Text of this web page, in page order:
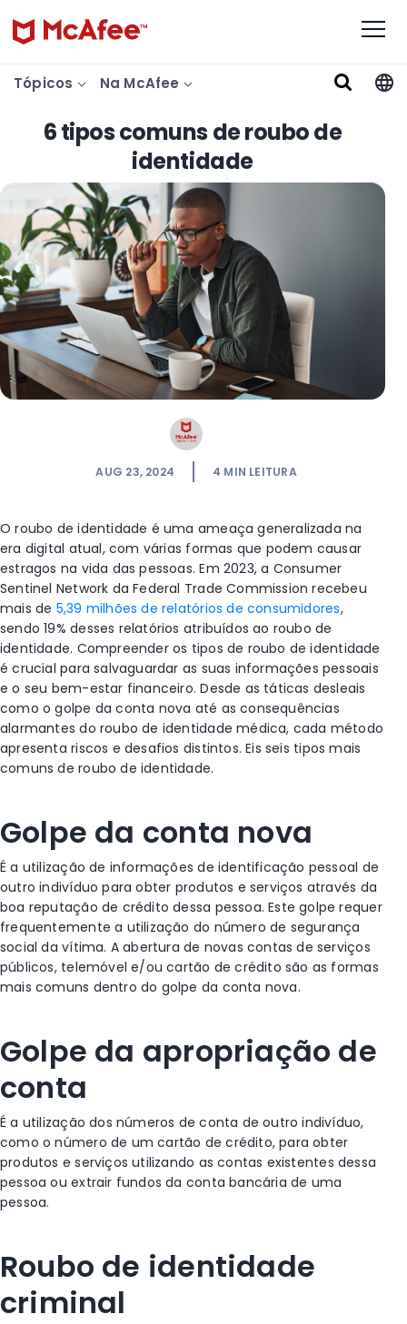
Tópicos Na McAfee
6 tipos comuns de roubo de
identidade
AUG 23, 2024 4 MIN LEITURA
O roubo de identidade é uma ameaça generalizada na
era digital atual, com várias formas que podem causar
estragos na vida das pessoas. Em 2023, a Consumer
Sentinel Network da Federal Trade Commission recebeu
mais de 5,39 milhões de relatórios de consumidores,
sendo 19% desses relatórios atribuídos ao roubo de
identidade. Compreender os tipos de roubo de identidade
é crucial para salvaguardar as suas informações pessoais
e o seu bem-estar financeiro. Desde as táticas desleais
como o golpe da conta nova até as consequências
alarmantes do roubo de identidade médica, cada método
apresenta riscos e desafios distintos. Eis seis tipos mais
comuns de roubo de identidade.
Golpe da conta nova
É a utilização de informações de identificação pessoal de
outro indivíduo para obter produtos e serviços através da
boa reputação de crédito dessa pessoa. Este golpe requer
frequentemente a utilização do número de segurança
social da vítima. A abertura de novas contas de serviços
públicos, telemóvel e/ou cartão de crédito são as formas
mais comuns dentro do golpe da conta nova.
Golpe da apropriação de
conta
É a utilização dos números de conta de outro indivíduo,
como o número de um cartão de crédito, para obter
produtos e serviços utilizando as contas existentes dessa
pessoa ou extrair fundos da conta bancária de uma
pessoa.
Roubo de identidade
criminal